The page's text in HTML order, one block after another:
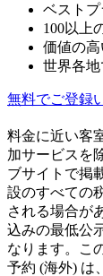
ベスト
100以上
価値の
世界各
無料でご登録
料金に近い客
加サービスを
ブサイトで掲
設のすべての
される場合が
込みの最低公
なります。こ
予約 (海外) は